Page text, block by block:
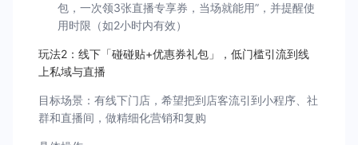
包，一次领3张直播专享券，当场就能用”，并提醒使
用时限（如2小时内有效）
玩法2：线下「碰碰贴+优惠券礼包」，低门槛引流到线
上私域与直播
目标场景：有线下门店，希望把到店客流引到小程序、社
群和直播间，做精细化营销和复购